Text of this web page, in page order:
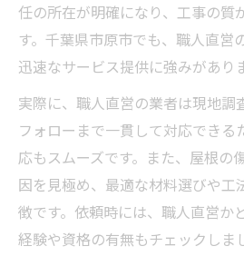
任の所在が明確になり、工事の質
す。千葉県市原市でも、職人直営
迅速なサービス提供に強みがあり
実際に、職人直営の業者は現地調
フォローまで一貫して対応できる
応もスムーズです。また、屋根の
因を見極め、最適な材料選びや工
徴です。依頼時には、職人直営か
経験や資格の有無もチェックしま